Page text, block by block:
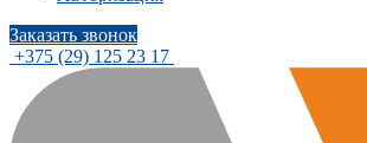
Заказать звонок
+375 (29) 125 23 17